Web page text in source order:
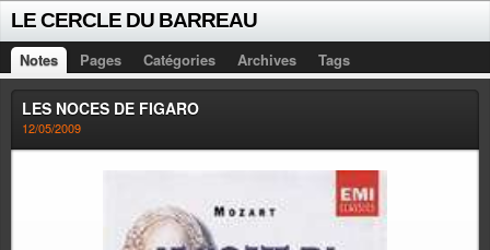
LE CERCLE DU BARREAU
Notes Pages Catégories Archives Tags
LES NOCES DE FIGARO
12/05/2009